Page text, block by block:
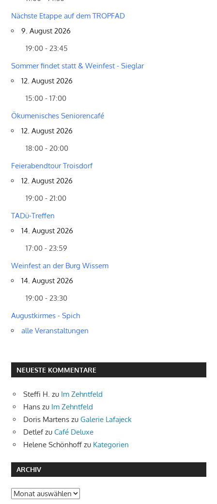
Nächste Etappe auf dem TROPFAD
9. August 2026
19:00 - 23:45
Sommer findet statt & Weinfest - Sieglar
12. August 2026
15:00 - 17:00
Ökumenisches Seniorencafé
12. August 2026
18:00 - 20:00
Feierabendtour Troisdorf
12. August 2026
19:00 - 21:00
TADü-Treffen
14. August 2026
17:00 - 23:59
Weinfest an der Burg Wissem
14. August 2026
19:00 - 23:30
Augustkirmes - Spich
alle Veranstaltungen
NEUESTE KOMMENTARE
Steffi H. zu Im Zehntfeld
Hans zu Im Zehntfeld
Doris Martens zu Galerie Lafajeck
Detlefzu Café Deluxe
Helene Schönhoff zu Kategorien
ARCHIV
Archiv